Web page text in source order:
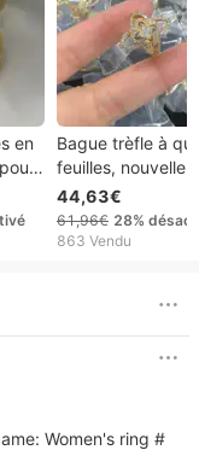
en
or,
Bague trèfle à
feuilles, nouvelle
bague super
exquise,
simple,
44,63€
61,96€ 28%
863 Vendu
Women's ring #